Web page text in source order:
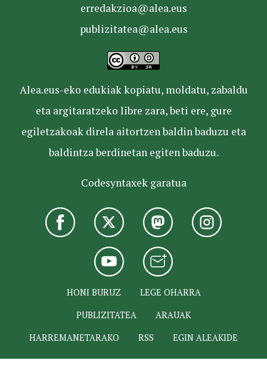
erredakzioa@alea.eus
publizitatea@alea.eus
Alea.eus-eko edukiak kopiatu, moldatu, zabaldu
eta argitaratzeko libre zara, beti ere, gure
egiletzakoak direla aitortzen baldin baduzu eta
baldintza berdinetan egiten baduzu.
Codesyntaxek garatua
HONI BURUZ
LEGE OHARRA
PUBLIZITATEA
ARAUAK
HARREMANETARAKO
RSS EGIN ALEAKIDE